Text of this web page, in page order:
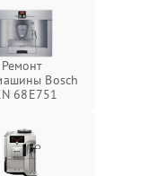
Ремонт
Bosch
68E751